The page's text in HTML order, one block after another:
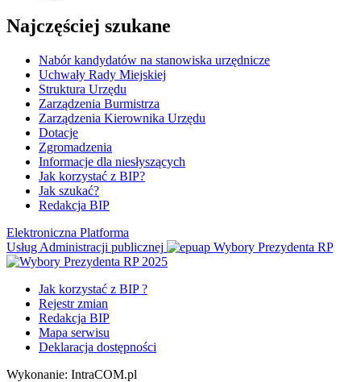
Najczęściej szukane
Nabór kandydatów na stanowiska urzędnicze
Uchwały Rady Miejskiej
Struktura Urzędu
Zarządzenia Burmistrza
Zarządzenia Kierownika Urzędu
Dotacje
Zgromadzenia
Informacje dla niesłyszących
Jak korzystać z BIP?
Jak szukać?
Redakcja BIP
Elektroniczna Platforma
Usług Administracji publicznej
Wybory Prezydenta RP
Jak korzystać z BIP ?
Rejestr zmian
Redakcja BIP
Mapa serwisu
Deklaracja dostępności
Wykonanie: IntraCOM.pl